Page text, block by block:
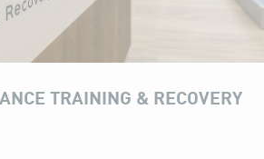
TRAINING & RECOVERY